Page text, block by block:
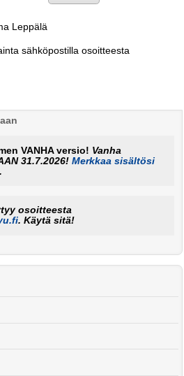
Leppälä
sähköpostilla osoitteesta
VANHA versio! Vanha
31.7.2026!Merkkaa sisältösi
.
osoitteesta
. Käytä sitä!